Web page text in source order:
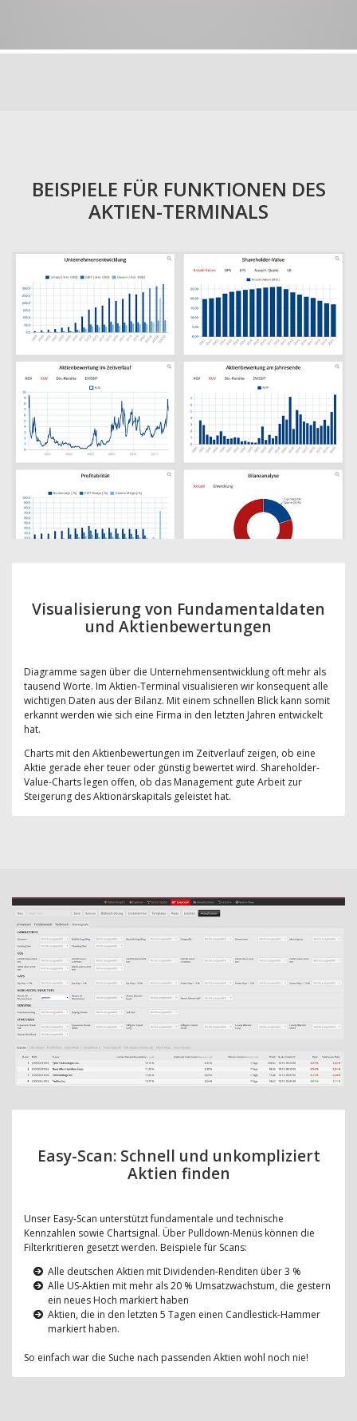
BEISPIELE FÜR FUNKTIONEN DES
AKTIEN-TERMINALS
Visualisierung von Fundamentaldaten
und Aktienbewertungen
Diagramme sagen über die Unternehmensentwicklung oft mehr als
tausend Worte. Im Aktien-Terminal visualisieren wir konsequent alle
wichtigen Daten aus der Bilanz. Mit einem schnellen Blick kann somit
erkannt werden wie sich eine Firma in den letzten Jahren entwickelt
hat.
Charts mit den Aktienbewertungen im Zeitverlauf zeigen, ob eine
Aktie gerade eher teuer oder günstig bewertet wird. Shareholder-
Value-Charts legen offen, ob das Management gute Arbeit zur
Steigerung des Aktionärskapitals geleistet hat.
Easy-Scan: Schnell und unkompliziert
Aktien finden
Unser Easy-Scan unterstützt fundamentale und technische
Kennzahlen sowie Chartsignal. Über Pulldown-Menüs können die
Filterkritieren gesetzt werden. Beispiele für Scans:
Alle deutschen Aktien mit Dividenden-Renditen über 3 %
Alle US-Aktien mit mehr als 20 % Umsatzwachstum, die gestern
ein neues Hoch markiert haben
Aktien, die in den letzten 5 Tagen einen Candlestick-Hammer
markiert haben.
So einfach war die Suche nach passenden Aktien wohl noch nie!